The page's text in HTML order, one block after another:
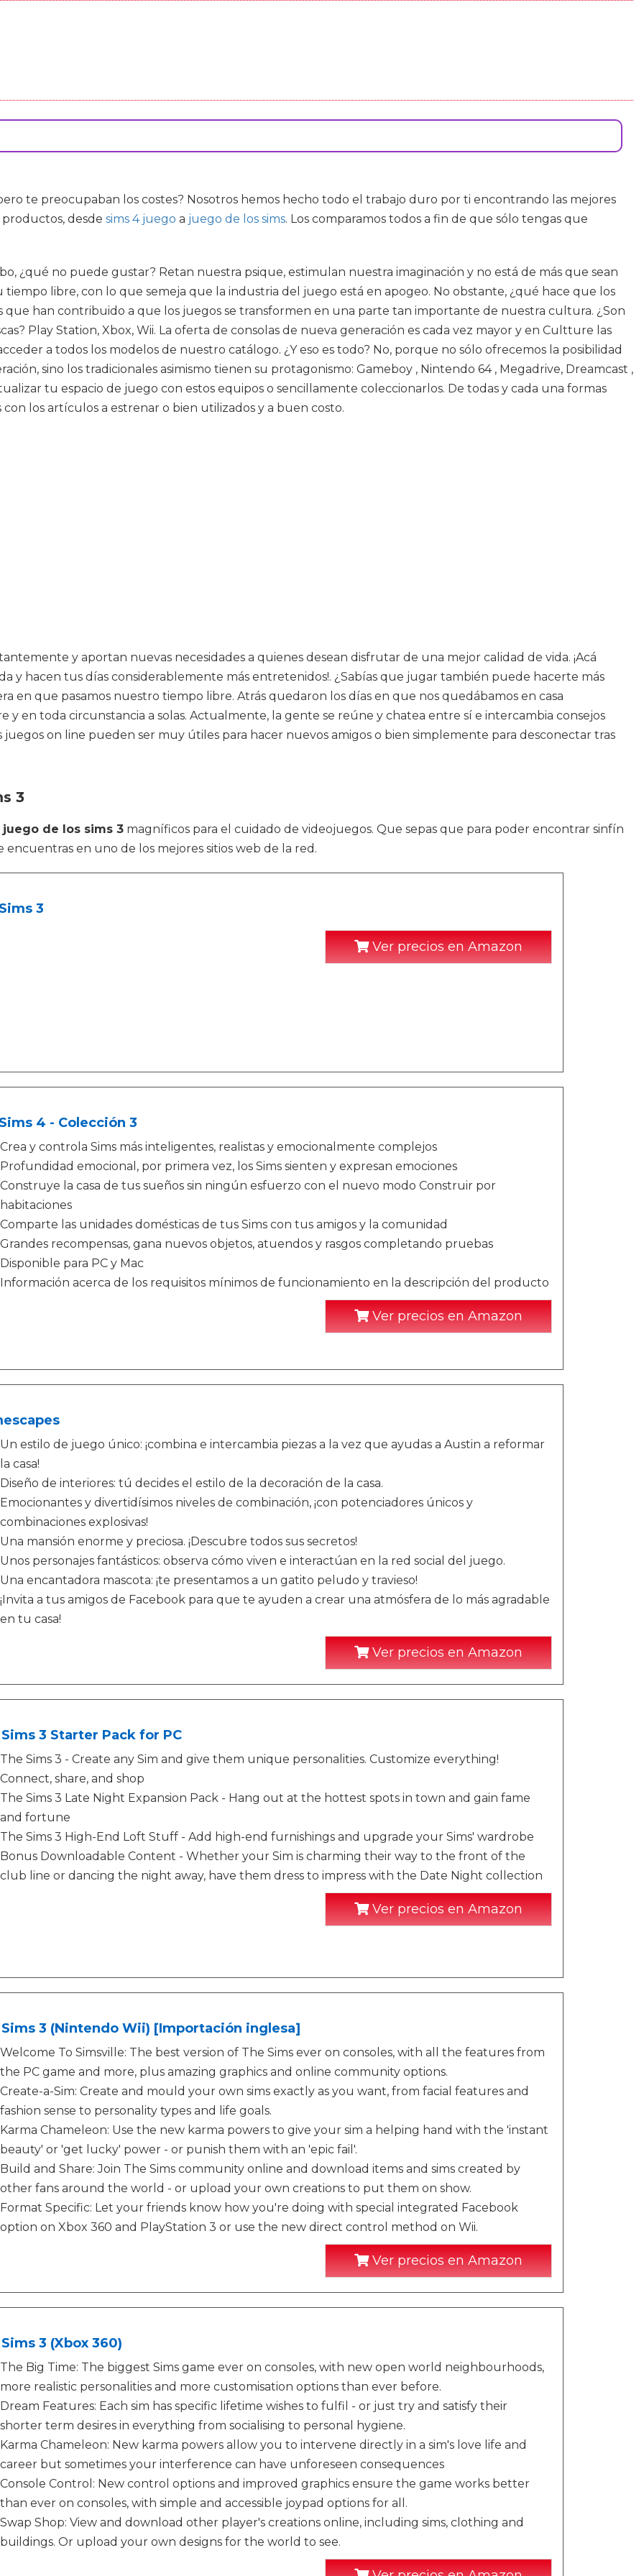
te preocupaban los costes? Nosotros hemos hecho todo el trabajo duro por ti encontrando las mejores
desde sims 4 juego a juego de los sims. Los comparamos todos a fin de que sólo tengas que
¿qué no puede gustar? Retan nuestra psique, estimulan nuestra imaginación y no está de más que sean
tiempo libre, con lo que semeja que la industria del juego está en apogeo. No obstante, ¿qué hace que los
que han contribuido a que los juegos se transformen en una parte tan importante de nuestra cultura. ¿Son
Play Station, Xbox, Wii. La oferta de consolas de nueva generación es cada vez mayor y en Cultture las
a todos los modelos de nuestro catálogo. ¿Y eso es todo? No, porque no sólo ofrecemos la posibilidad
sino los tradicionales asimismo tienen su protagonismo: Gameboy , Nintendo 64 , Megadrive, Dreamcast ,
tu espacio de juego con estos equipos o sencillamente coleccionarlos. De todas y cada una formas
los artículos a estrenar o bien utilizados y a buen costo.
y aportan nuevas necesidades a quienes desean disfrutar de una mejor calidad de vida. ¡Acá
y hacen tus días considerablemente más entretenidos!. ¿Sabías que jugar también puede hacerte más
en que pasamos nuestro tiempo libre. Atrás quedaron los días en que nos quedábamos en casa
y en toda circunstancia a solas. Actualmente, la gente se reúne y chatea entre sí e intercambia consejos
on line pueden ser muy útiles para hacer nuevos amigos o bien simplemente para desconectar tras
3
juego de los sims 3 magníficos para el cuidado de videojuegos. Que sepas que para poder encontrar sinfín
en uno de los mejores sitios web de la red.
3
Ver precios en Amazon
4 - Colección 3
Crea y controla Sims más inteligentes, realistas y emocionalmente complejos
Profundidad emocional, por primera vez, los Sims sienten y expresan emociones
Construye la casa de tus sueños sin ningún esfuerzo con el nuevo modo Construir por
habitaciones
Comparte las unidades domésticas de tus Sims con tus amigos y la comunidad
Grandes recompensas, gana nuevos objetos, atuendos y rasgos completando pruebas
Disponible para PC y Mac
Información acerca de los requisitos mínimos de funcionamiento en la descripción del producto
Ver precios en Amazon
Un estilo de juego único: ¡combina e intercambia piezas a la vez que ayudas a Austin a reformar
la casa!
Diseño de interiores: tú decides el estilo de la decoración de la casa.
Emocionantes y divertidísimos niveles de combinación, ¡con potenciadores únicos y
combinaciones explosivas!
Una mansión enorme y preciosa. ¡Descubre todos sus secretos!
Unos personajes fantásticos: observa cómo viven e interactúan en la red social del juego.
Una encantadora mascota: ¡te presentamos a un gatito peludo y travieso!
¡Invita a tus amigos de Facebook para que te ayuden a crear una atmósfera de lo más agradable
en tu casa!
Ver precios en Amazon
3 Starter Pack for PC
The Sims 3 - Create any Sim and give them unique personalities. Customize everything!
Connect, share, and shop
The Sims 3 Late Night Expansion Pack - Hang out at the hottest spots in town and gain fame
and fortune
The Sims 3 High-End Loft Stuff - Add high-end furnishings and upgrade your Sims' wardrobe
Bonus Downloadable Content - Whether your Sim is charming their way to the front of the
club line or dancing the night away, have them dress to impress with the Date Night collection
Ver precios en Amazon
3 (Nintendo Wii) [Importación inglesa]
Welcome To Simsville: The best version of The Sims ever on consoles, with all the features from
the PC game and more, plus amazing graphics and online community options.
Create-a-Sim: Create and mould your own sims exactly as you want, from facial features and
fashion sense to personality types and life goals.
Karma Chameleon: Use the new karma powers to give your sim a helping hand with the 'instant
beauty' or 'get lucky' power - or punish them with an 'epic fail'.
Build and Share: Join The Sims community online and download items and sims created by
other fans around the world - or upload your own creations to put them on show.
Format Specific: Let your friends know how you're doing with special integrated Facebook
option on Xbox 360 and PlayStation 3 or use the new direct control method on Wii.
Ver precios en Amazon
3 (Xbox 360)
The Big Time: The biggest Sims game ever on consoles, with new open world neighbourhoods,
more realistic personalities and more customisation options than ever before.
Dream Features: Each sim has specific lifetime wishes to fulfil - or just try and satisfy their
shorter term desires in everything from socialising to personal hygiene.
Karma Chameleon: New karma powers allow you to intervene directly in a sim's love life and
career but sometimes your interference can have unforeseen consequences
Console Control: New control options and improved graphics ensure the game works better
than ever on consoles, with simple and accessible joypad options for all.
Swap Shop: View and download other player's creations online, including sims, clothing and
buildings. Or upload your own designs for the world to see.